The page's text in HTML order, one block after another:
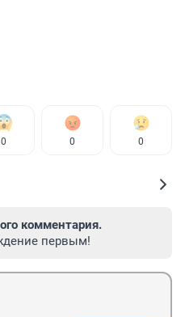
0 0 0
комментария.
первым!